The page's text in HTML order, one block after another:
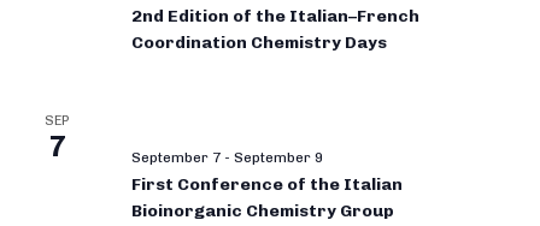
2nd Edition of the Italian–French
Coordination Chemistry Days
SEP
7 September 7 - September 9
First Conference of the Italian
Bioinorganic Chemistry Group